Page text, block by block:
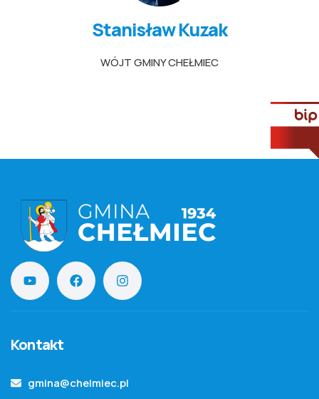
Stanisław Kuzak
WÓJT GMINY CHEŁMIEC
Kontakt
gmina@chelmiec.pl